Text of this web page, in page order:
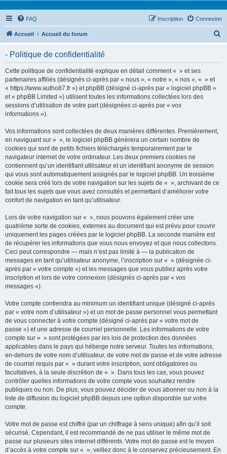
FAQ Connexion
Inscription
Accueil Accueil du forum
- Politique de confidentialité
Cette politique de confidentialité explique en détail comment « » et ses
partenaires affiliés (désignés ci-après par « nous », « notre », « nos », « » et
« https://www.autho87.fr ») et phpBB (désigné ci-après par « logiciel phpBB »
et « phpBB Limited ») utilisent toutes les informations collectées lors des
sessions d’utilisation de votre part (désignées ci-après par « vos
informations »).
Vos informations sont collectées de deux manières différentes. Premièrement,
en naviguant sur « », le logiciel phpBB génèrera un certain nombre de
cookies qui sont de petits fichiers téléchargés temporairement par le
navigateur internet de votre ordinateur. Les deux premiers cookies ne
contiennent qu’un identifiant utilisateur et un identifiant anonyme de session
qui vous sont automatiquement assignés par le logiciel phpBB. Un troisième
cookie sera créé lors de votre navigation sur les sujets de « », archivant de ce
fait tous les sujets que vous avez consultés et permettant d’améliorer votre
confort de navigation en tant qu’utilisateur.
Lors de votre navigation sur « », nous pouvons également créer une
quatrième sorte de cookies, externes au document qui est prévu pour couvrir
uniquement les pages créées par le logiciel phpBB. La seconde manière est
de récupérer les informations que vous nous envoyez et que nous collectons.
Ceci peut correspondre — mais n’est pas limité à — la publication de
messages en tant qu’utilisateur anonyme, l’inscription sur « » (désignée ci-
après par « votre compte ») et les messages que vous publiez après votre
inscription et lors de votre connexion (désignés ci-après par « vos
messages »).
Votre compte contiendra au minimum un identifiant unique (désigné ci-après
par « votre nom d’utilisateur ») et un mot de passe personnel vous permettant
de vous connecter à votre compte (désigné ci-après par « votre mot de
passe ») et une adresse de courriel personnelle. Les informations de votre
compte sur « » sont protégées par les lois de protection des données
applicables dans le pays qui héberge notre serveur. Toutes les informations,
en-dehors de votre nom d’utilisateur, de votre mot de passe et de votre adresse
de courriel requis par « » durant votre inscription, sont obligatoires ou
facultatives, à la seule discrétion de « ». Dans tous les cas, vous pouvez
contrôler quelles informations de votre compte vous souhaitez rendre
publiques ou non. De plus, vous pouvez décider de vous abonner ou non à la
liste de diffusion du logiciel phpBB depuis une option disponible sur votre
compte.
Votre mot de passe est chiffré (par un chiffrage à sens unique) afin qu’il soit
sécurisé. Cependant, il est recommandé de ne pas utiliser le même mot de
passe sur plusieurs sites internet différents. Votre mot de passe est le moyen
d’accès à votre compte sur « », veillez donc à le conservez précieusement. En